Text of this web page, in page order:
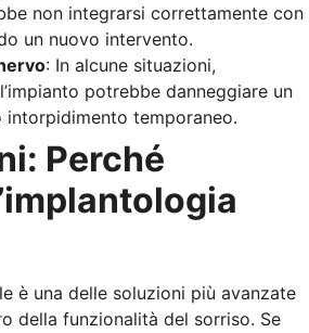
non integrarsi correttamente con
un nuovo intervento.
: In alcune situazioni,
potrebbe danneggiare un
intorpidimento temporaneo.
Perché
è una delle soluzioni più avanzate
della funzionalità del sorriso. Se